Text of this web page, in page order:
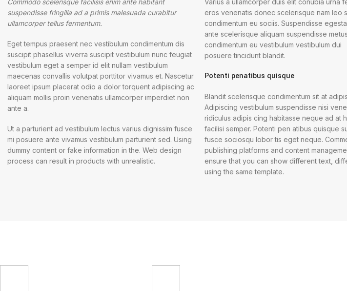
Commodo scelerisque facilisis enim ante habitant
suspendisse fringilla ad a primis malesuada curabitur
ullamcorper tellus fermentum.
Eget tempus praesent nec vestibulum condimentum dis
suscipit phasellus viverra suscipit vestibulum nunc feugiat
vestibulum eget a semper id elit nullam vestibulum
maecenas convallis volutpat porttitor vivamus et. Nascetur
laoreet ipsum placerat odio a dolor torquent adipiscing ac
aliquam mollis proin venenatis ullamcorper imperdiet non
ante a.
Ut a parturient ad vestibulum lectus varius dignissim fusce
mi posuere ante vivamus vestibulum parturient sed. Using
dummy content or fake information in the. Web design
process can result in products with unrealistic.
Varius a ullamcorper duis elit conubia urna
eros venenatis donec scelerisque nam leo
condimentum eu sociis. Suspendisse
ante scelerisque aliquam suspendisse
condimentum eu vestibulum vestibulum dui
posuere tincidunt blandit.
Potenti penatibus quisque
Blandit scelerisque condimentum sit at
Adipiscing vestibulum suspendisse nisi
ridiculus adipis cing habitasse neque ad at
facilisi semper. Potenti pen atibus quisque
fusce sociosqu lobor tis eget neque.
publishing platforms and content
ensure that you can show different text,
using the same template.